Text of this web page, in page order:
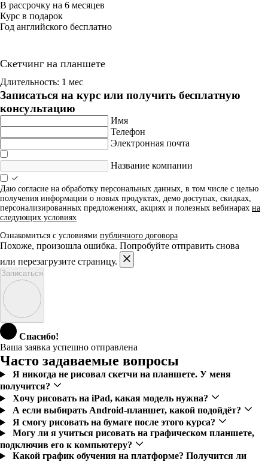
В рассрочку на 6 месяцев
Курс в подарок
Год английского бесплатно
Скетчинг на планшете
Длительность: 1 мес
Записаться на курс или получить бесплатную
консультацию
Имя
Телефон
Электронная почта
Название компании
Даю согласие на обработку персональных данных, в том числе с целью
получения информации о новых продуктах, демо доступах, скидках,
персонализированных предложениях, акциях и полезных вебинарах на
следующих условиях
Ознакомиться с условиями публичного договора
Похоже, произошла ошибка. Попробуйте отправить снова
или перезагрузите страницу.
Записаться
Спасибо!
Ваша заявка успешно отправлена
Часто задаваемые вопросы
Я никогда не рисовал скетчи на планшете. У меня
получится?
Хочу рисовать на iPad, какая модель нужна?
А если выбирать Android-планшет, какой подойдёт?
Я смогу рисовать на бумаге после этого курса?
Могу ли я учиться рисовать на графическом планшете,
подключив его к компьютеру?
Какой график обучения на платформе? Получится ли